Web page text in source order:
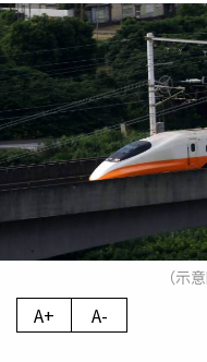
（示
A+ A-